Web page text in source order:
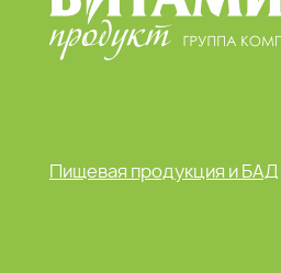
Пищевая продукция и БАД